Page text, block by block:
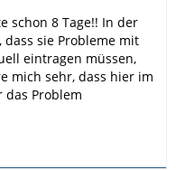
schon 8 Tage!! In der
dass sie Probleme mit
eintragen müssen,
mich sehr, dass hier im
das Problem